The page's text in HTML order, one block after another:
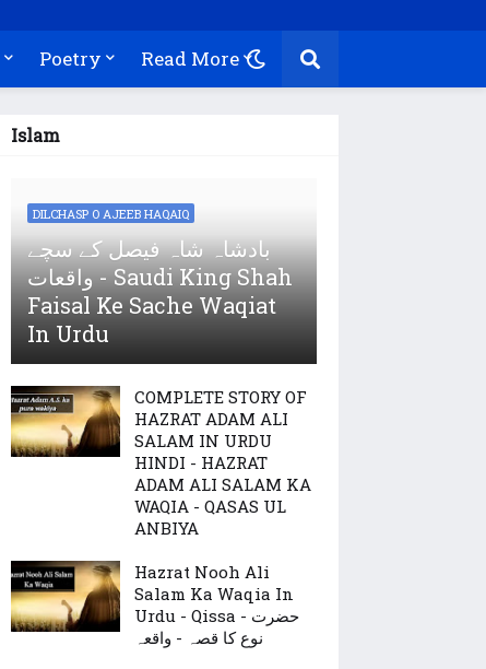
Poetry Read More
Islam
DILCHASP O AJEEB HAQAIQ
بادشاہ شاہ فیصل کے سچے
واقعات - Saudi King Shah
Faisal Ke Sache Waqiat
In Urdu
COMPLETE STORY OF
HAZRAT ADAM ALI
SALAM IN URDU
HINDI - HAZRAT
ADAM ALI SALAM KA
WAQIA - QASAS UL
ANBIYA
Hazrat Nooh Ali
Salam Ka Waqia In
Urdu - Qissa - حضرت
نوع کا قصہ - واقعہ